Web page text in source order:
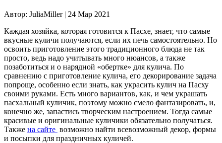
Автор: JuliaMiller | 24 Мар 2021
Каждая хозяйка, которая готовится к Пасхе, знает, что самые
вкусные куличи получаются, если их печь самостоятельно. Но
освоить приготовление этого традиционного блюда не так
просто, ведь надо учитывать много нюансов, а также
позаботиться и о нарядной «обертке» для кулича. По
сравнению с приготовление кулича, его декорирование задача
попроще, особенно если знать, как украсить кулич на Пасху
своими руками. Есть много вариантов, как, и чем украшать
пасхальный куличик, поэтому можно смело фантазировать, и,
конечно же, запастись творческим настроением. Тогда самые
красивые и оригинальные куличики обязательно получаться.
Также на сайте возможно найти всевозможный декор, формы
и посыпки для праздничных куличей.